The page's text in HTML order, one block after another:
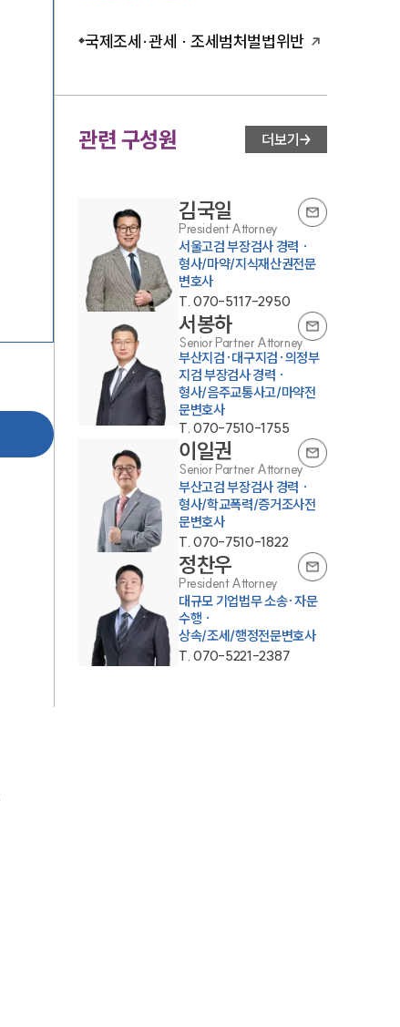
센터소개
센터소개
대륜의 강점
오시는 길
글로벌 파트너 로펌
고객의 소리
통합검색
AI대륜
국제조세·관세 · 조세범처벌법위반
관련 구성원 더보기
김국일
President Attorney
서울고검 부장검사 경력 ·
형사/마약/지식재산권전문
변호사
T.070-5117-2950
서봉하
Senior Partner Attorney
부산지검·대구지검·의정부
지검 부장검사 경력 ·
형사/음주교통사고/마약전
문변호사
T.070-7510-1755
이일권
Senior Partner Attorney
부산고검 부장검사 경력 ·
형사/학교폭력/증거조사전
문변호사
T.070-7510-1822
정찬우
President Attorney
대규모 기업법무 소송·자문
수행 ·
상속/조세/행정전문변호사
T.070-5221-2387